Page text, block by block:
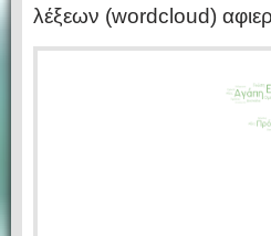
λέξεων (wordcloud)